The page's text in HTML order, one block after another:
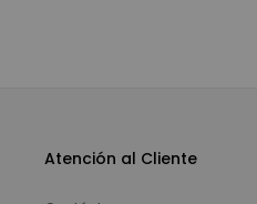
Atención al Cliente